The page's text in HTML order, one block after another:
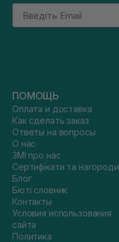
Email
ПОМОЩЬ
Оплата и доставка
Как сделать заказ
Ответы на вопросы
О нас
ЗМІ про нас
Сертифікати та нагороди
Блог
Бюті словник
Контакты
Условия использования
сайта
Политика